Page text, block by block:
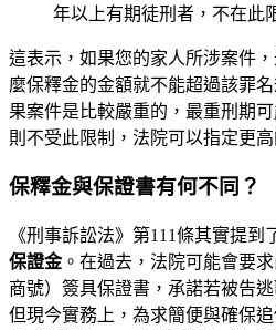
年以上有期徒刑者，不在此
這表示，如果您的家人所涉案件
麼保釋金的金額就不能超過該罪
果案件是比較嚴重的，最重刑期
則不受此限制，法院可以指定更高
保釋金與保證書有何不同？
《刑事訴訟法》第111條其實提到
保證金。在過去，法院可能會要
商號）簽具保證書，承諾若被告
但現今實務上，為求簡便與確保